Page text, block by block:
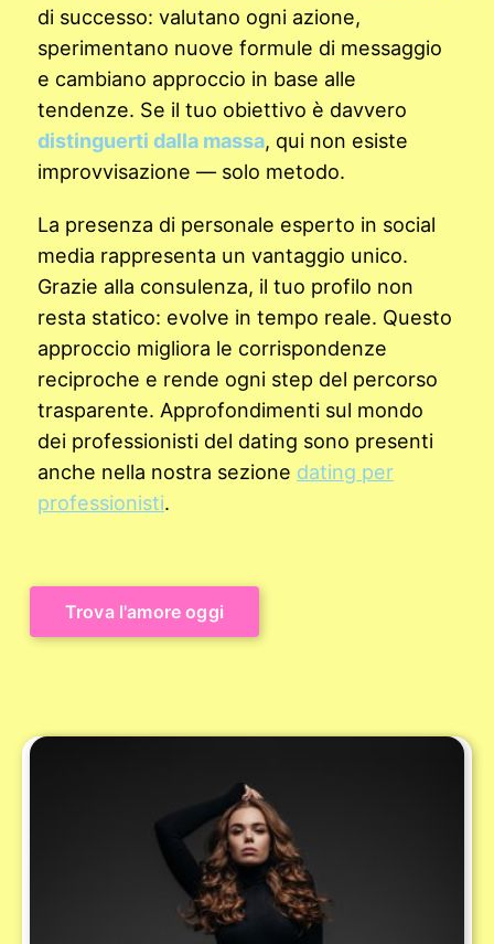
di successo: valutano ogni azione,
sperimentano nuove formule di messaggio
e cambiano approccio in base alle
tendenze. Se il tuo obiettivo è davvero
distinguerti dalla massa, qui non esiste
improvvisazione — solo metodo.
La presenza di personale esperto in social
media rappresenta un vantaggio unico.
Grazie alla consulenza, il tuo profilo non
resta statico: evolve in tempo reale. Questo
approccio migliora le corrispondenze
reciproche e rende ogni step del percorso
trasparente. Approfondimenti sul mondo
dei professionisti del dating sono presenti
anche nella nostra sezione dating per
professionisti.
Trova l'amore oggi